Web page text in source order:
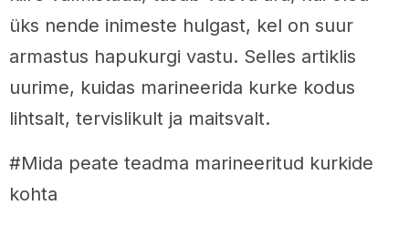
üks nende inimeste hulgast, kel on suur
armastus hapukurgi vastu. Selles artiklis
uurime, kuidas marineerida kurke kodus
lihtsalt, tervislikult ja maitsvalt.
#Mida peate teadma marineeritud kurkide
kohta